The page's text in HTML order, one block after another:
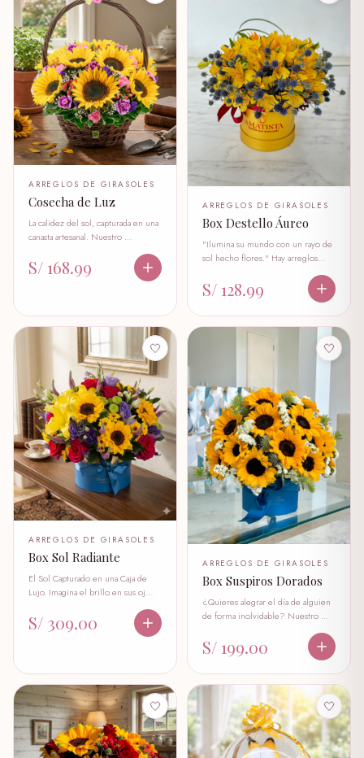
ARREGLOS DE GIRASOLES
Cosecha de Luz
La calidez del sol, capturada en una
canasta artesanal. Nuestro …
S/ 168.99
ARREGLOS DE GIRASOLES
Box Destello Áureo
"Ilumina su mundo con un rayo de
sol hecho flores." Hay arreglos…
S/ 128.99
🤍
ARREGLOS DE GIRASOLES
Box Sol Radiante
El Sol Capturado en una Caja de
Lujo. Imagina el brillo en sus oj…
S/ 309.00
🤍
ARREGLOS DE GIRASOLES
Box Suspiros Dorados
¿Quieres alegrar el día de alguien
de forma inolvidable? Nuestro …
S/ 199.00
🤍 🤍